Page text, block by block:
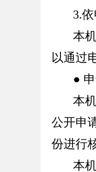
3.
本
以通过
●
本
公开申
份进行
本